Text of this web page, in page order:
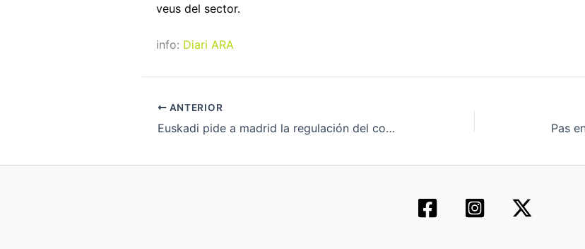
veus del sector.
info: Diari ARA
ANTERIOR
Euskadi pide a madrid la regulación del consumo de cannabis